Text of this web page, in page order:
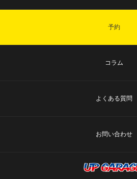
予約
コラム
よくある質問
お問い合わせ